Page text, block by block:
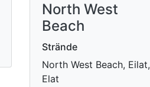
North West
Beach
Strände
North West Beach, Eilat,
Elat